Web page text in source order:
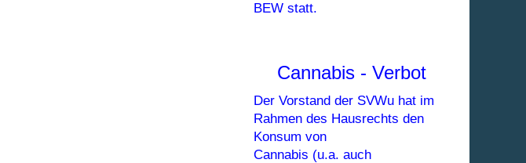
BEW statt.
Cannabis - Verbot
Der Vorstand der SVWu hat im
Rahmen des Hausrechts den
Konsum von
Cannabis (u.a. auch